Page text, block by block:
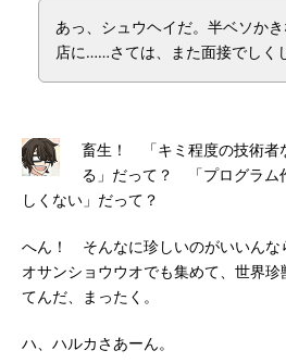
あっ、シュウヘイだ。半ベソか
店に……さては、また面接でしく
畜生！ 「キミ程度の技術者
る」だって？ 「プログラム
しくない」だって？
へん！ そんなに珍しいのがいいんな
オサンショウウオでも集めて、世界
てんだ、まったく。
ハ、ハルカさあーん。